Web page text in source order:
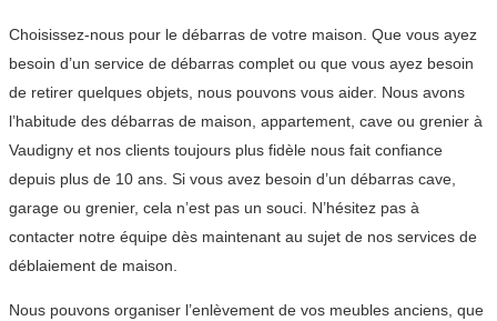
Choisissez-nous pour le débarras de votre maison. Que vous ayez
besoin d’un service de débarras complet ou que vous ayez besoin
de retirer quelques objets, nous pouvons vous aider. Nous avons
l’habitude des débarras de maison, appartement, cave ou grenier à
Vaudigny et nos clients toujours plus fidèle nous fait confiance
depuis plus de 10 ans. Si vous avez besoin d’un débarras cave,
garage ou grenier, cela n’est pas un souci. N’hésitez pas à
contacter notre équipe dès maintenant au sujet de nos services de
déblaiement de maison.
Nous pouvons organiser l’enlèvement de vos meubles anciens, que